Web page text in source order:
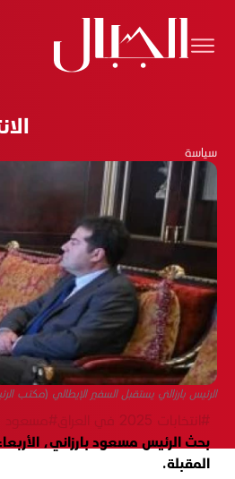
سياسة
الرئيس بارزالني يستقبل السفير الإيطالي (مكتب
#انتخابات 2025 في العراق #مسعود
المقبلة.